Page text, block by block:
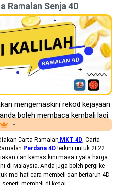
Ramalan Senja 4D
mengemaskini rekod kejayaan
boleh membaca kembali lagi.
-
Carta Ramalan MKT 4D , Carta
Perdana 4Dterkini untuk 2022
dan kemas kini masa nyata harga
di Malaysia. Anda juga boleh pergi ke
melihat cara membeli dan bertaruh 4D
membeli di kedai.